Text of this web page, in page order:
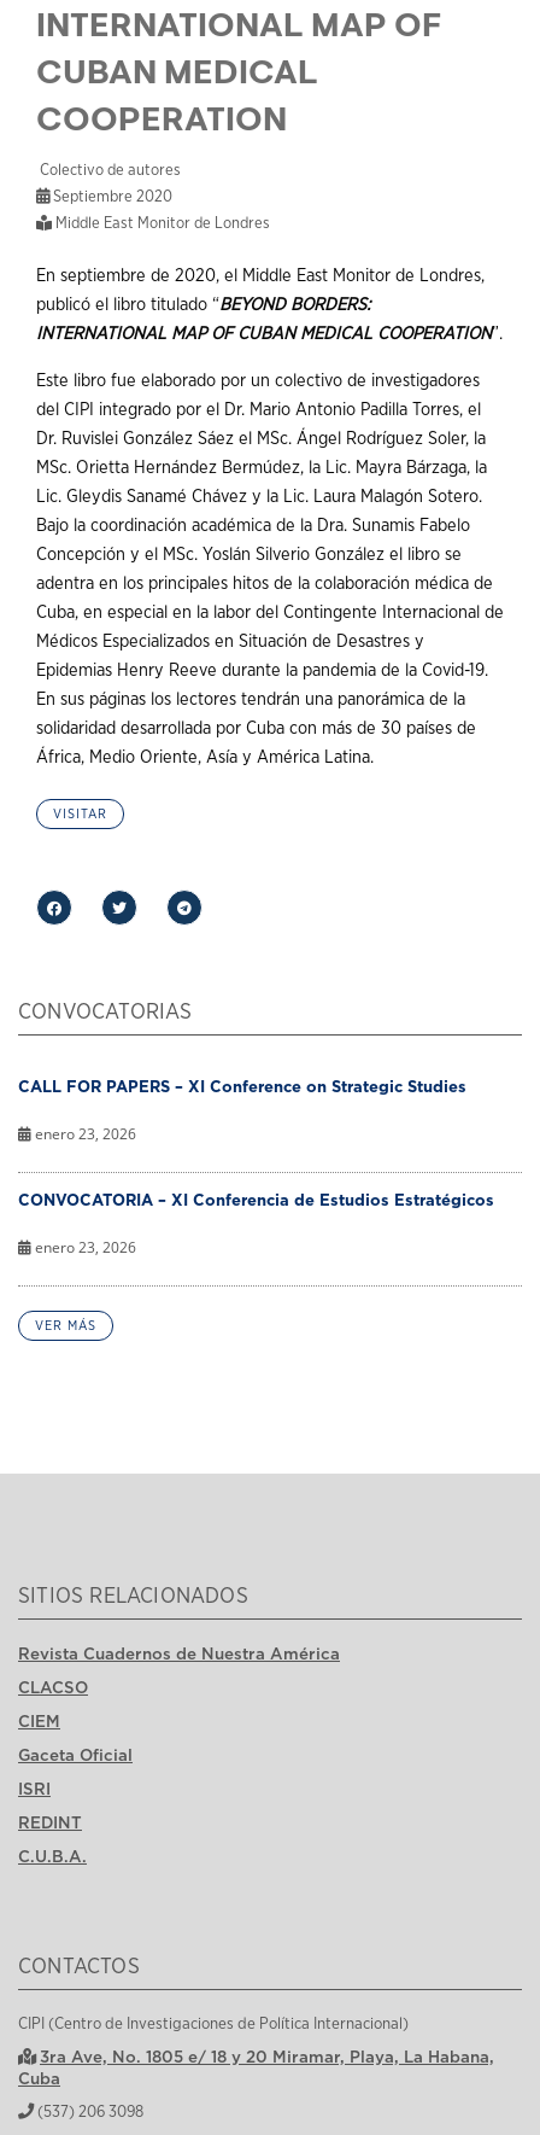
INTERNATIONAL MAP OF
CUBAN MEDICAL
COOPERATION
Colectivo de autores
Septiembre 2020
Middle East Monitor de Londres
En septiembre de 2020, el Middle East Monitor de Londres,
publicó el libro titulado “BEYOND BORDERS:
INTERNATIONAL MAP OF CUBAN MEDICAL COOPERATION”.
Este libro fue elaborado por un colectivo de investigadores
del CIPI integrado por el Dr. Mario Antonio Padilla Torres, el
Dr. Ruvislei González Sáez el MSc. Ángel Rodríguez Soler, la
MSc. Orietta Hernández Bermúdez, la Lic. Mayra Bárzaga, la
Lic. Gleydis Sanamé Chávez y la Lic. Laura Malagón Sotero.
Bajo la coordinación académica de la Dra. Sunamis Fabelo
Concepción y el MSc. Yoslán Silverio González el libro se
adentra en los principales hitos de la colaboración médica de
Cuba, en especial en la labor del Contingente Internacional de
Médicos Especializados en Situación de Desastres y
Epidemias Henry Reeve durante la pandemia de la Covid-19.
En sus páginas los lectores tendrán una panorámica de la
solidaridad desarrollada por Cuba con más de 30 países de
África, Medio Oriente, Asía y América Latina.
VISITAR
CONVOCATORIAS
CALL FOR PAPERS – XI Conference on Strategic Studies
enero 23, 2026
CONVOCATORIA – XI Conferencia de Estudios Estratégicos
enero 23, 2026
VER MÁS
SITIOS RELACIONADOS
Revista Cuadernos de Nuestra América
CLACSO
CIEM
Gaceta Oficial
ISRI
REDINT
C.U.B.A.
CONTACTOS
CIPI (Centro de Investigaciones de Política Internacional)
3ra Ave, No. 1805 e/ 18 y 20 Miramar, Playa, La Habana,
Cuba
(537) 206 3098